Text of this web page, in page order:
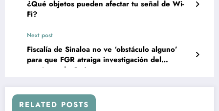
¿Qué objetos pueden afectar tu señal de Wi-
Fi?
Next post
Fiscalía de Sinaloa no ve ‘obstáculo alguno’
para que FGR atraiga investigación del
asesinato de Cuén
RELATED POSTS